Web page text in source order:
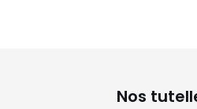
Nos